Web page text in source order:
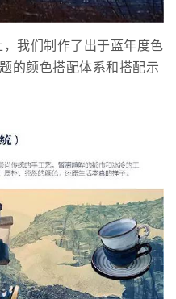
我们制作了出于蓝年度色
的颜色搭配体系和搭配示